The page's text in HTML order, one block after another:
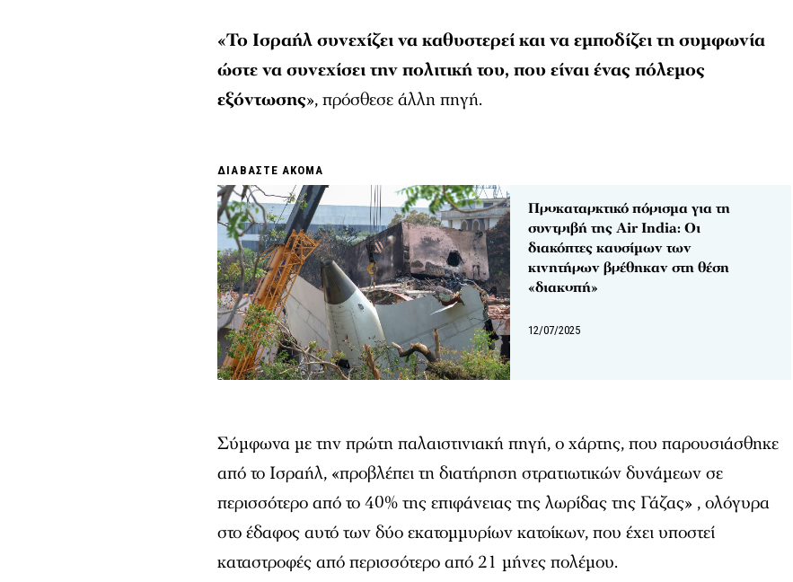
«Το Ισραήλ συνεχίζει να καθυστερεί και να εμποδίζει τη συμφωνία
ώστε να συνεχίσει την πολιτική του, που είναι ένας πόλεμος
εξόντωσης», πρόσθεσε άλλη πηγή.
ΔΙΑΒΑΣΤΕ ΑΚΟΜΑ
Προκαταρκτικό πόρισμα για τη
συντριβή της Air India: Οι
διακόπτες καυσίμων των
κινητήρων βρέθηκαν στη θέση
«διακοπή»
12/07/2025
Σύμφωνα με την πρώτη παλαιστινιακή πηγή, ο χάρτης, που παρουσιάσθηκε
από το Ισραήλ, «προβλέπει τη διατήρηση στρατιωτικών δυνάμεων σε
περισσότερο από το 40% της επιφάνειας της λωρίδας της Γάζας» , ολόγυρα
στο έδαφος αυτό των δύο εκατομμυρίων κατοίκων, που έχει υποστεί
καταστροφές από περισσότερο από 21 μήνες πολέμου.